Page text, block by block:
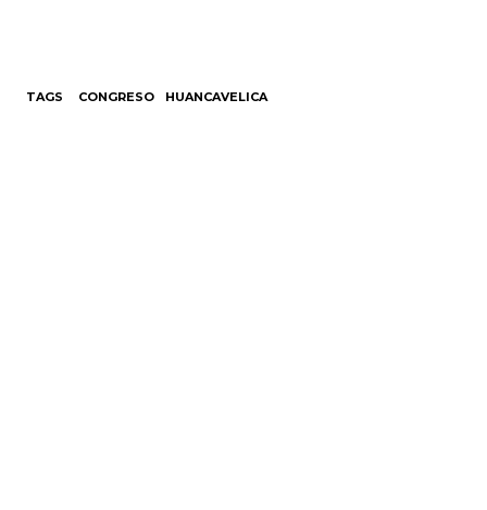
TAGS CONGRESO HUANCAVELICA